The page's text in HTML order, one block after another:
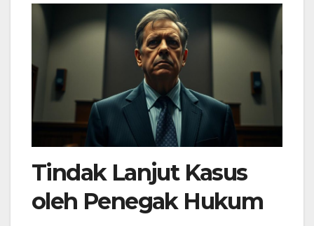
Tindak Lanjut Kasus
oleh Penegak Hukum